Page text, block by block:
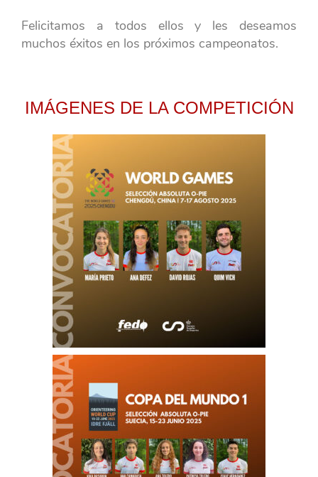
Felicitamos a todos ellos y les deseamos
muchos éxitos en los próximos campeonatos.
IMÁGENES DE LA COMPETICIÓN